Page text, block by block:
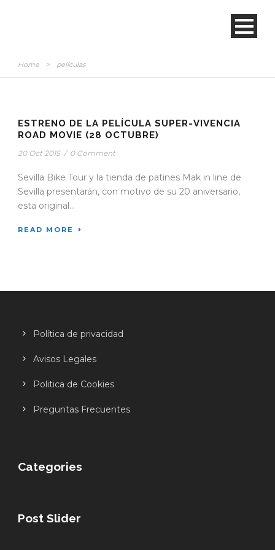
Home > películas
ESTRENO DE LA PELÍCULA SUPER-VIVENCIA
ROAD MOVIE (28 OCTUBRE)
20 Oct 2015 / 0 Comment
Sevilla Bike Tour y la tienda de patines Mak in line de
Sevilla presentarán, con motivo de su 20 aniversario,
esta original...
READ MORE
Política de privacidad
Avisos Legales
Politica de Cookies
Preguntas Frecuentes
Categories
Post Slider